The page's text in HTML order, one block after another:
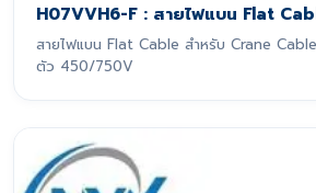
H07VVH6-F : สายไฟแบน Flat
สายไฟแบน Flat Cable สำหรับ Crane
ตัว 450/750V